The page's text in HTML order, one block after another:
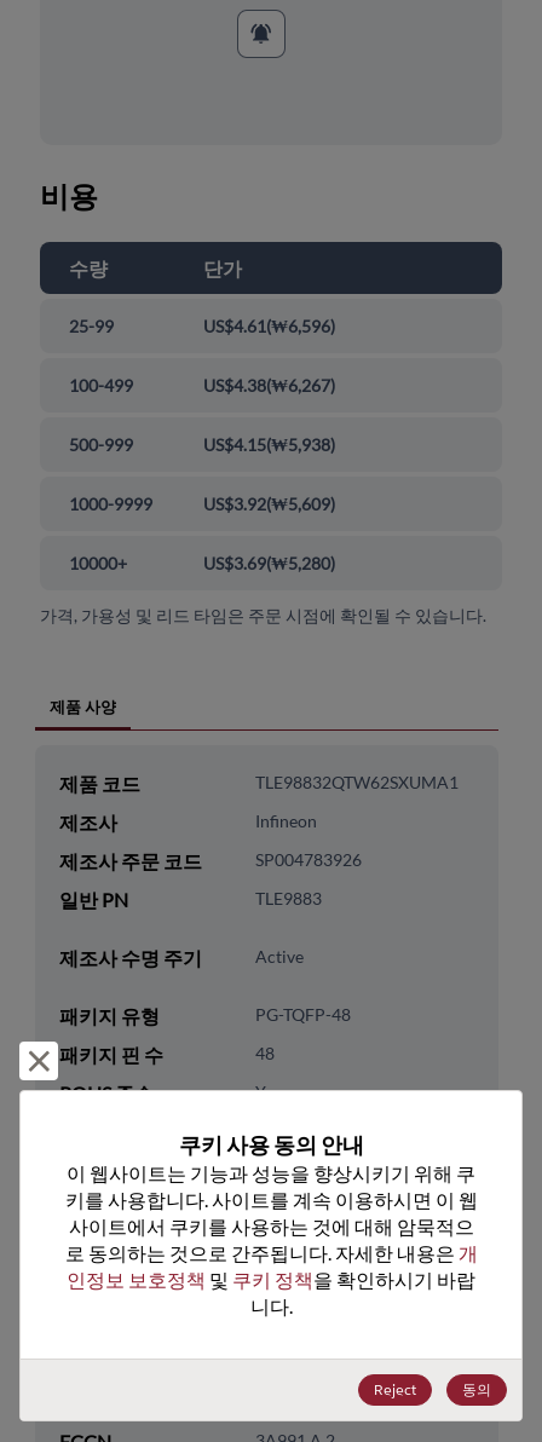
비용
수량 단가
25-99 US$4.61(₩6,596)
100-499 US$4.38(₩6,267)
500-999 US$4.15(₩5,938)
1000-9999 US$3.92(₩5,609)
10000+ US$3.69(₩5,280)
가격, 가용성 및 리드 타임은 주문 시점에 확인될 수 있습니다.
제품 사양
제품 코드 TLE98832QTW62SXUMA1
제조사 Infineon
제조사 주문 코드 SP004783926
일반 PN TLE9883
제조사 수명 주기 Active
패키지 유형 PG-TQFP-48
패키지 핀 수 48
ROHS 준수 Yes
Yes
패키지 유형 Tape & Reel
패키지 수량 2500
기술 카테고리 Processor & Peripheral
MCU & MPU
8542.39.0090
거부 및 닫기
쿠키 사용 동의 안내
이 웹사이트는 기능과 성능을 향상시키기 위해 쿠
키를 사용합니다. 사이트를 계속 이용하시면 이 웹
사이트에서 쿠키를 사용하는 것에 대해 암묵적으
로 동의하는 것으로 간주됩니다. 자세한 내용은 개
인정보 보호정책 및 쿠키 정책을 확인하시기 바랍
니다.
Reject 동의